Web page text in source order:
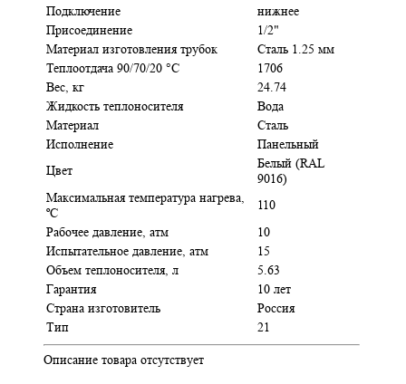
Подключение
нижнее
Присоединение
1/2"
Материал изготовления трубок
Сталь 1.25 мм
Теплоотдача 90/70/20 °C
1706
Вес, кг
24.74
Жидкость теплоносителя
Вода
Материал
Сталь
Исполнение
Панельный
Цвет
Белый (RAL
9016)
Максимальная температура нагрева,
ºC
110
Рабочее давление, атм
10
Испытательное давление, атм
15
Объем теплоносителя, л
5.63
Гарантия
10 лет
Страна изготовитель
Россия
Тип
21
Описание товара отсутствует